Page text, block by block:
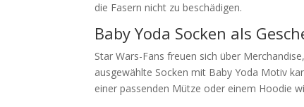
die Fasern nicht zu beschädigen.
Baby Yoda Socken als
Star Wars-Fans freuen sich über
ausgewählte Socken mit Baby Yoda Motiv
einer passenden Mütze oder einem Hoodie